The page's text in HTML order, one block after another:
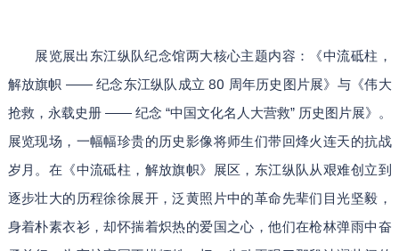
展览展出东江纵队纪念馆两大核心主题内容：《中流砥柱，
解放旗帜 —— 纪念东江纵队成立 80 周年历史图片展》与《伟大
抢救，永载史册 —— 纪念 “中国文化名人大营救” 历史图片展》。
展览现场，一幅幅珍贵的历史影像将师生们带回烽火连天的抗战
岁月。在《中流砥柱，解放旗帜》展区，东江纵队从艰难创立到
逐步壮大的历程徐徐展开，泛黄照片中的革命先辈们目光坚毅，
身着朴素衣衫，却怀揣着炽热的爱国之心，他们在枪林弹雨中奋